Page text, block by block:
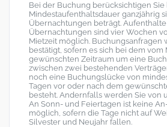
Bei der Buchung berücksichtigen Sie
Mindestaufenthaltsdauer ganzjährig
Übernachtungen beträgt.
Übernachtungen sind vier Wochen
Mietzeit möglich. Buchungsanfragen
bestätigt, sofern es sich bei dem vom
gewünschten Zeitraum um eine
zwischen zwei bestehenden
noch eine Buchungslücke von
Tagen vor oder nach dem
besteht. Andernfalls werden Sie von
An Sonn- und Feiertagen ist keine
möglich, sofern die Tage nicht auf
Silvester und Neujahr fallen.